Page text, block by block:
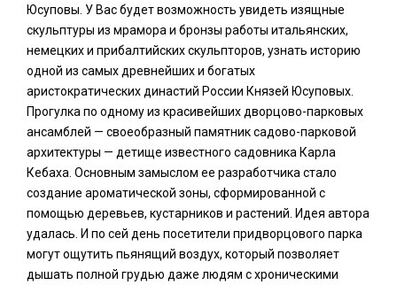
Юсуповы. У Вас будет возможность увидеть изящные
скульптуры из мрамора и бронзы работы итальянских,
немецких и прибалтийских скульпторов, узнать историю
одной из самых древнейших и богатых
аристократических династий России Князей Юсуповых.
Прогулка по одному из красивейших дворцово-парковых
ансамблей — своеобразный памятник садово-парковой
архитектуры — детище известного садовника Карла
Кебаха. Основным замыслом ее разработчика стало
создание ароматической зоны, сформированной с
помощью деревьев, кустарников и растений. Идея автора
удалась. И по сей день посетители придворцового парка
могут ощутить пьянящий воздух, который позволяет
дышать полной грудью даже людям с хроническими